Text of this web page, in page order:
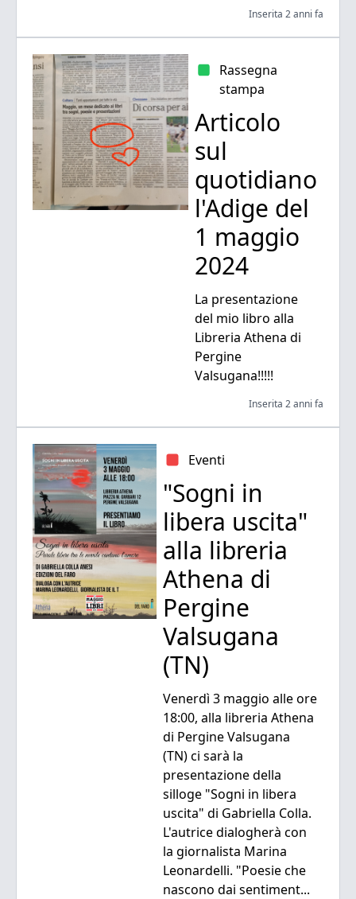
Inserita 2 anni fa
Rassegna
stampa
Articolo
sul
quotidiano
l'Adige del
1 maggio
2024
La presentazione
del mio libro alla
Libreria Athena di
Pergine
Valsugana!!!!!
Inserita 2 anni fa
Eventi
"Sogni in
libera uscita"
alla libreria
Athena di
Pergine
Valsugana
(TN)
Venerdì 3 maggio alle ore
18:00, alla libreria Athena
di Pergine Valsugana
(TN) ci sarà la
presentazione della
silloge "Sogni in libera
uscita" di Gabriella Colla.
L'autrice dialogherà con
la giornalista Marina
Leonardelli. "Poesie che
nascono dai sentiment...